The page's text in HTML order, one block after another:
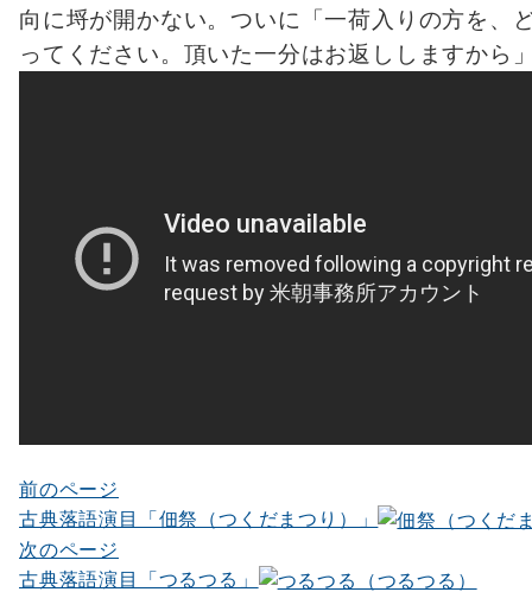
向に埒が開かない。ついに「一荷入りの方を、
ってください。頂いた一分はお返ししますから
投
稿
ナ
前のページ
古典落語演目「佃祭（つくだまつり）」
次のページ
古典落語演目「つるつる」